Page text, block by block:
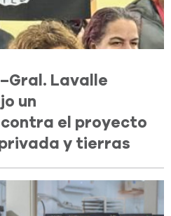
Lavalle
un
el proyecto
y tierras